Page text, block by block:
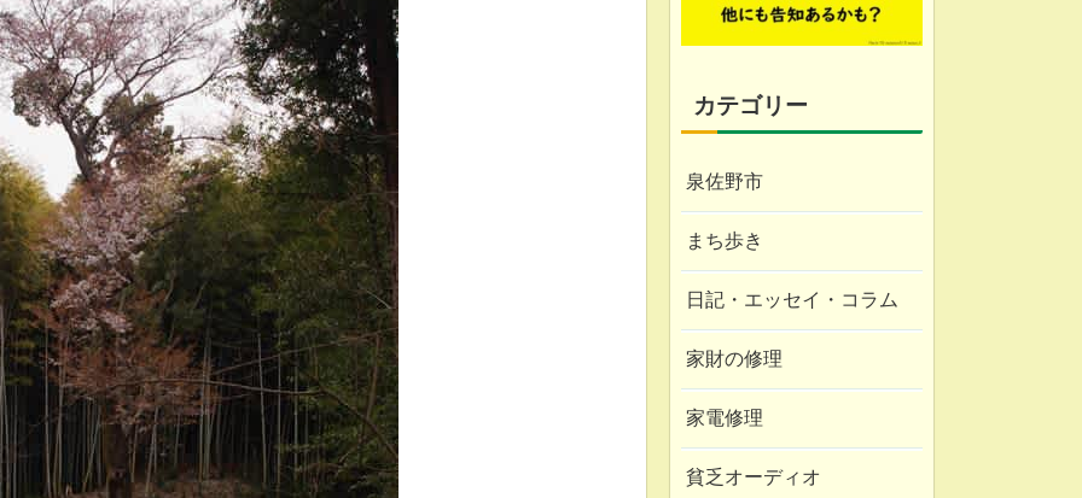
カテゴリー
泉佐野市
まち歩き
日記・エッセイ・コラム
家財の修理
家電修理
貧乏オーディオ